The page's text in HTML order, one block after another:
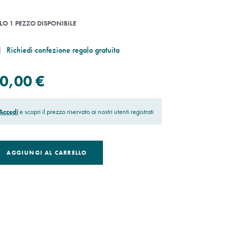
1 PEZZO DISPONIBILE
Richiedi confezione regalo gratuita
€
e scopri il prezzo riservato ai nostri utenti registrati
AGGIUNGI AL CARRELLO